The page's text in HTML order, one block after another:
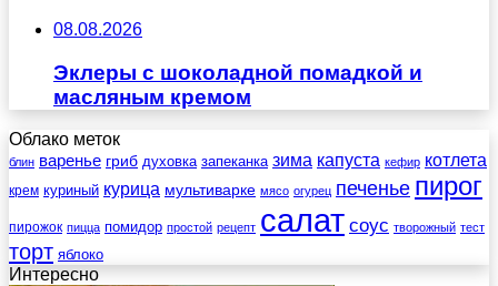
08.08.2026
Эклеры с шоколадной помадкой и
масляным кремом
Облако меток
блин варенье гриб духовка запеканка зима капуста кефир котлета
крем куриный курица мультиварке мясо огурец печенье пирог
пирожок пицца помидор простой рецепт салат соус творожный тест
торт яблоко
Интересно